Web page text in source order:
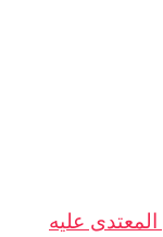
المعتدى عليه